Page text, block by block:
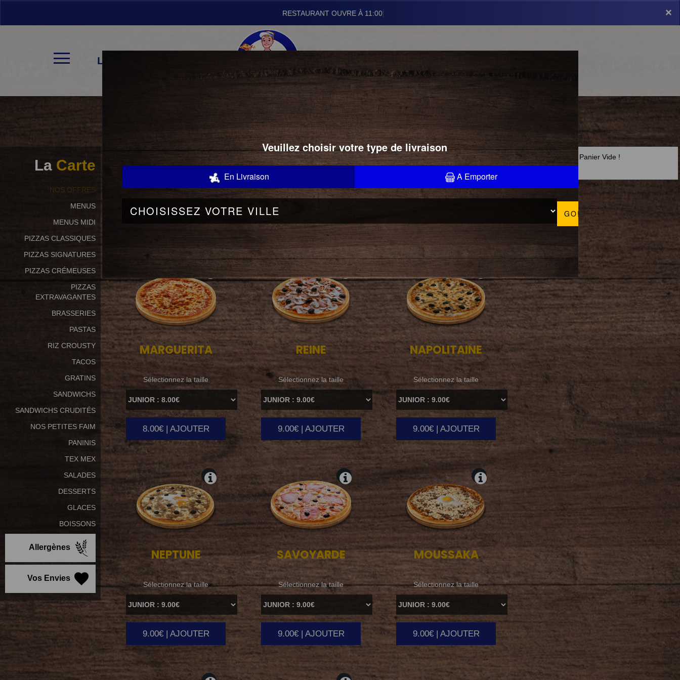
×
RESTAURANT
LA CARTE
×
La Carte
NOS OFFRES
MENUS
MENUS MIDI
PIZZAS CLASSIQUES
PIZZAS SIGNATURES
PIZZAS CRÉMEUSES
PIZZAS
EXTRAVAGANTES
BRASSERIES
PASTAS
RIZ CROUSTY
TACOS
GRATINS
SANDWICHS
SANDWICHS CRUDITÉS
NOS PETITES FAIM
PANINIS
TEX MEX
SALADES
DESSERTS
GLACES
BOISSONS
Allergènes
Vos Envies
PIZZAS CLASSIQUES
MARGUERITA
Sélectionnez la taille
8.00€ | AJOUTER
REINE
Sélectionnez la taille
9.00€ | AJOUTER
NAPOLITAINE
Sélectionnez la taille
9.00€ | AJOUTER
NEPTUNE
Sélectionnez la taille
9.00€ | AJOUTER
SAVOYARDE
Sélectionnez la taille
9.00€ | AJOUTER
MOUSSAKA
Sélectionnez la taille
9.00€ | AJOUTER
Panier Vide !